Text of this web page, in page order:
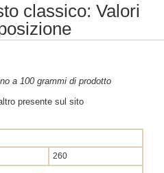
classico: Valori
a 100 grammi di prodotto
presente sul sito
260